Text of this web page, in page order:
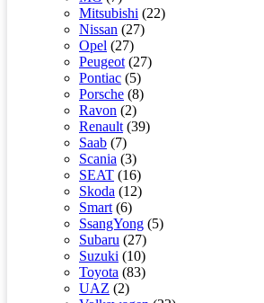
Mitsubishi (22)
Nissan (27)
Opel (27)
Peugeot (27)
Pontiac (5)
Porsche (8)
Ravon (2)
Renault (39)
Saab (7)
Scania (3)
SEAT (16)
Skoda (12)
Smart (6)
SsangYong (5)
Subaru (27)
Suzuki (10)
Toyota (83)
UAZ (2)